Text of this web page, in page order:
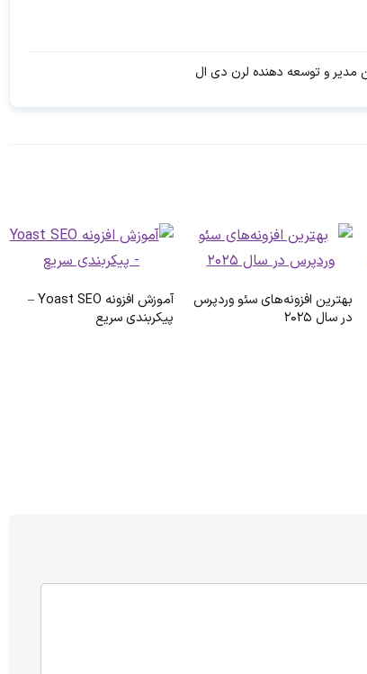
و توسعه دهنده لرن دی ال
بهترین افزونه‌های سئو وردپرس
در سال ۲۰۲۵
آموزش افزونه Yoast SEO –
پیکربندی سریع